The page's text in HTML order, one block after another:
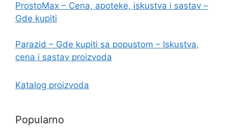
ProstoMax – Cena, apoteke, iskustva i sastav –
Gde kupiti
Parazid – Gde kupiti sa popustom – Iskustva,
cena i sastav proizvoda
Katalog proizvoda
Popularno